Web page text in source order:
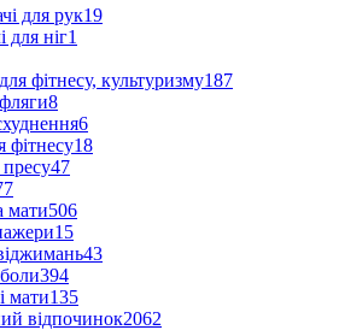
для рук19
для ніг1
фітнесу, культуризму187
8
6
фітнесу18
47
мати506
15
43
394
мати135
відпочинок2062